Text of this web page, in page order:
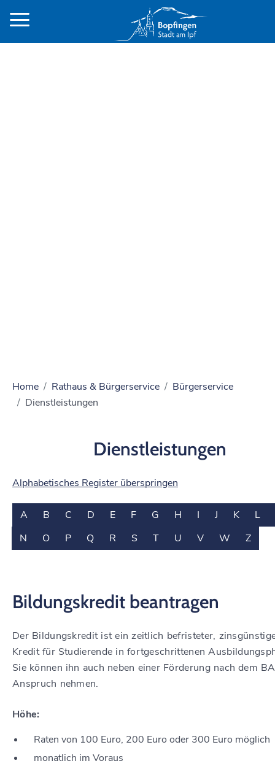
Home Rathaus & Bürgerservice
Bürgerservice
Dienstleistungen
Dienstleistungen
Alphabetisches Register überspringen
A B C D E F G H I J K
L
N
O P Q R S T U V W Z
Bildungskredit beantragen
Der Bildungskredit ist ein zeitlich befristeter,
Kredit für Studierende in fortgeschrittenen
Sie können ihn auch neben einer Förderung nach dem
Anspruch nehmen.
Höhe:
Raten von 100 Euro, 200 Euro oder 300 Euro möglich
monatlich im Voraus